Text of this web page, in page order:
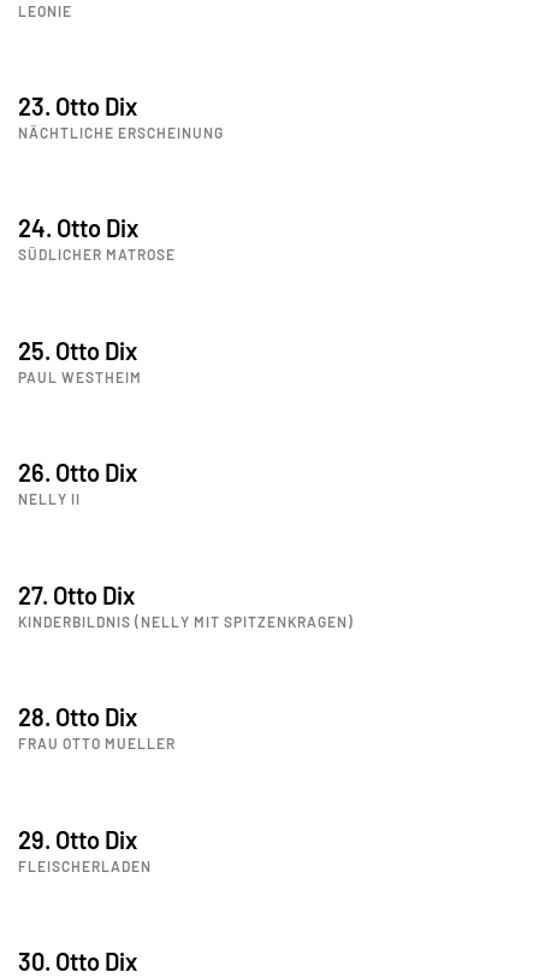
LEONIE
23. Otto Dix
NÄCHTLICHE ERSCHEINUNG
24. Otto Dix
SÜDLICHER MATROSE
25. Otto Dix
PAUL WESTHEIM
26. Otto Dix
NELLY II
27. Otto Dix
KINDERBILDNIS (NELLY MIT SPITZENKRAGEN)
28. Otto Dix
FRAU OTTO MUELLER
29. Otto Dix
FLEISCHERLADEN
30. Otto Dix